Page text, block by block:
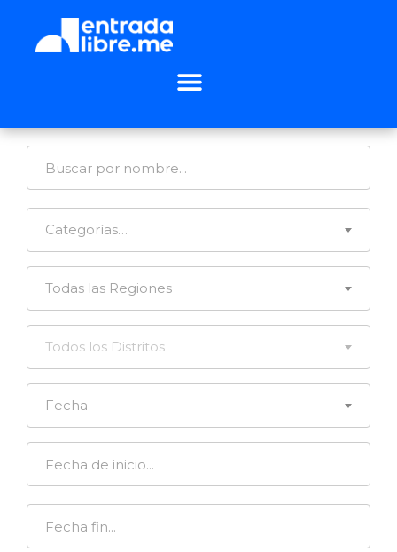
Categorías…
Todas las Regiones
Todos los Distritos
Fecha